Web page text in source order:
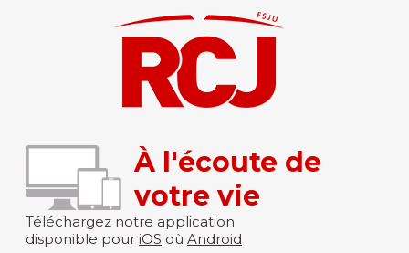
À l'écoute de
votre vie
Téléchargez notre application
disponible pour iOS où Android